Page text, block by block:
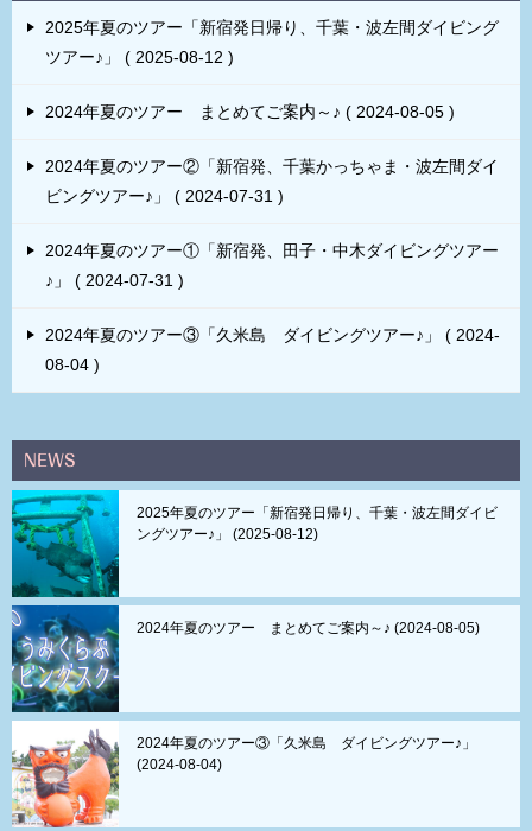
2025年夏のツアー「新宿発日帰り、千葉・波左間ダイビング
ツアー♪」
2025-08-12
2024年夏のツアー まとめてご案内～♪ 2024-08-05
2024年夏のツアー②「新宿発、千葉かっちゃま・波左間ダイ
ビングツアー♪」
2024-07-31
2024年夏のツアー①「新宿発、田子・中木ダイビングツアー
♪」
2024-07-31
2024年夏のツアー③「久米島 ダイビングツアー♪」
2024-
08-04
NEWS
2025年夏のツアー「新宿発日帰り、千葉・波左間ダイビ
ングツアー♪」
2025-08-12
2024年夏のツアー まとめてご案内～♪ 2024-08-05
2024年夏のツアー③「久米島 ダイビングツアー♪」
2024-08-04